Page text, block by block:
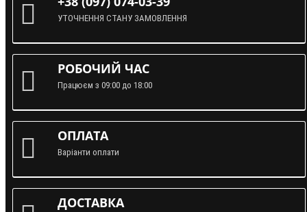
УТОЧНЕННЯ СТАНУ ЗАМОВЛЕННЯ
РОБОЧИЙ ЧАС
Працюєм з 09:00 до 18:00
ОПЛАТА
Варіанти оплати
ДОСТАВКА